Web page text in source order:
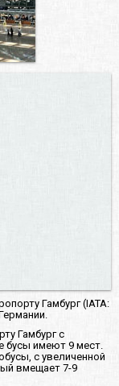
Гамбург (IATA:
Гамбург с
бусы имеют 9 мест.
с увеличенной
вмещает 7-9